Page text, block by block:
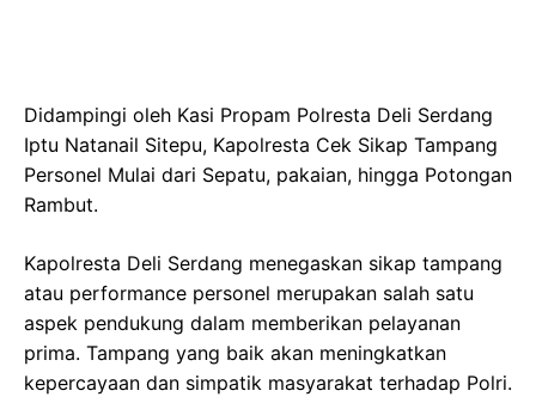
Didampingi oleh Kasi Propam Polresta Deli Serdang
Iptu Natanail Sitepu, Kapolresta Cek Sikap Tampang
Personel Mulai dari Sepatu, pakaian, hingga Potongan
Rambut.
Kapolresta Deli Serdang menegaskan sikap tampang
atau performance personel merupakan salah satu
aspek pendukung dalam memberikan pelayanan
prima. Tampang yang baik akan meningkatkan
kepercayaan dan simpatik masyarakat terhadap Polri.